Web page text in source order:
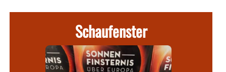
Schaufenster